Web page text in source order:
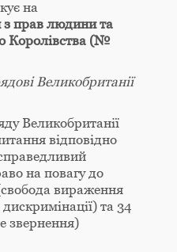
на
з прав людини та
Королівства (№
Великобританії
Великобританії
відповідно
на повагу до
вираження
та 34
звернення)